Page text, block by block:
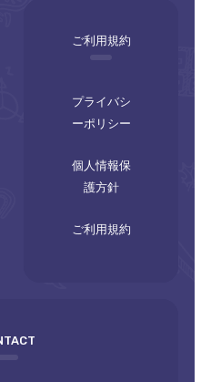
ご利用規約
プライバシ
ーポリシー
個人情報保
護方針
ご利用規約